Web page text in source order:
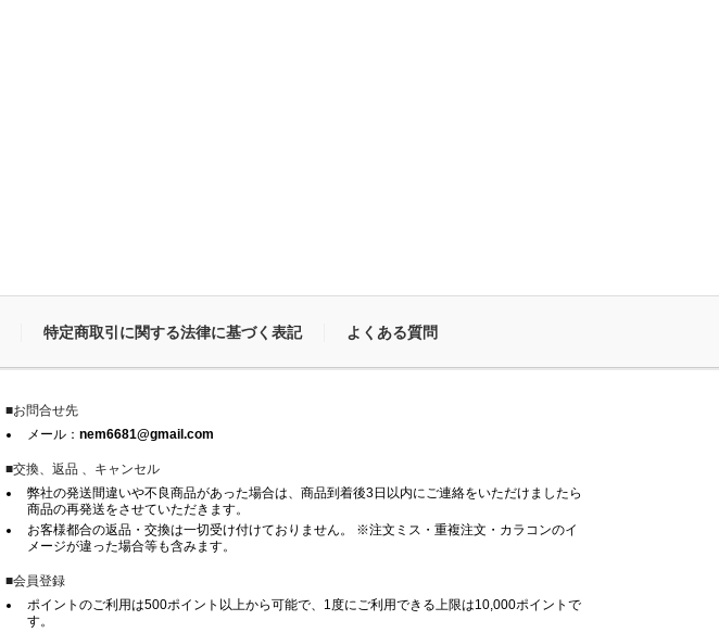
特定商取引に関する法律に基づく表記 よくある質問
■お問合せ先
メール： nem6681@gmail.com
■交換、返品 、キャンセル
弊社の発送間違いや不良商品があった場合は、商品到着後3日以内にご連絡をいただけましたら
商品の再発送をさせていただきます。
お客様都合の返品・交換は一切受け付けておりません。 ※注文ミス・重複注文・カラコンのイ
メージが違った場合等も含みます。
■会員登録
ポイントのご利用は500ポイント以上から可能で、1度にご利用できる上限は10,000ポイントで
す。